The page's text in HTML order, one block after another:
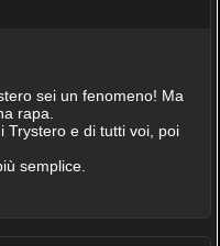
sei un fenomeno! Ma
rapa.
Trystero e di tutti voi, poi
semplice.